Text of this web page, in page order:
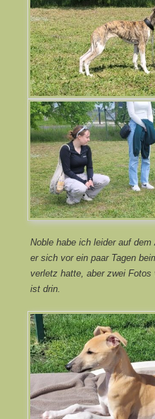
Noble habe ich leider auf
er sich vor ein paar Tagen
verletz hatte, aber zwei
ist drin.